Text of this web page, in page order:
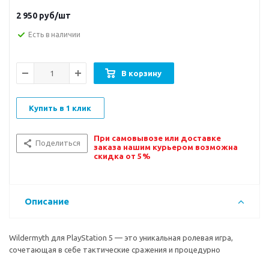
2 950 руб/шт
Есть в наличии
В корзину
Купить в 1 клик
Поделиться
При самовывозе или доставке
заказа нашим курьером возможна
скидка от 5%
Описание
Wildermyth для PlayStation 5 — это уникальная ролевая игра,
сочетающая в себе тактические сражения и процедурно